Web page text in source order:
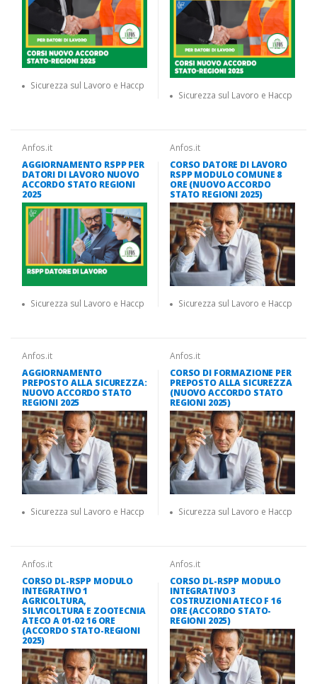
Sicurezza sul Lavoro e Haccp
Sicurezza sul Lavoro e Haccp
Anfos.it
AGGIORNAMENTO RSPP PER
DATORI DI LAVORO NUOVO
ACCORDO STATO REGIONI
2025
Sicurezza sul Lavoro e Haccp
Anfos.it
CORSO DATORE DI LAVORO
RSPP MODULO COMUNE 8
ORE (NUOVO ACCORDO
STATO REGIONI 2025)
Sicurezza sul Lavoro e Haccp
Anfos.it
AGGIORNAMENTO
PREPOSTO ALLA SICUREZZA:
NUOVO ACCORDO STATO
REGIONI 2025
Sicurezza sul Lavoro e Haccp
Anfos.it
CORSO DI FORMAZIONE PER
PREPOSTO ALLA SICUREZZA
(NUOVO ACCORDO STATO
REGIONI 2025)
Sicurezza sul Lavoro e Haccp
Anfos.it
CORSO DL-RSPP MODULO
INTEGRATIVO 1
AGRICOLTURA,
SILVICOLTURA E ZOOTECNIA
ATECO A 01-02 16 ORE
(ACCORDO STATO-REGIONI
2025)
Anfos.it
CORSO DL-RSPP MODULO
INTEGRATIVO 3
COSTRUZIONI ATECO F 16
ORE (ACCORDO STATO-
REGIONI 2025)